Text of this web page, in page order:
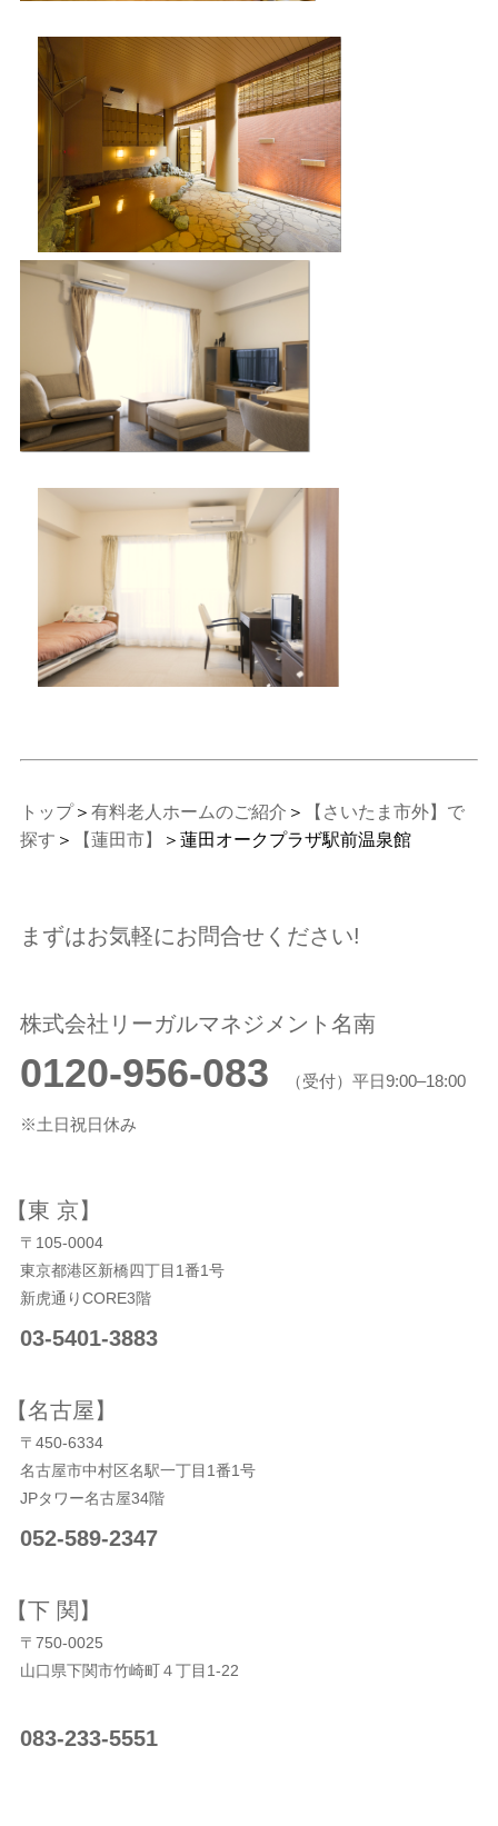
トップ＞ 有料老人ホームのご紹介 ＞
【さいたま市外】で
探す ＞ 【蓮田市】 ＞蓮田オークプラザ駅前温泉館
まずはお気軽にお問合せください!
株式会社リーガルマネジメント名南
0120-956-083 （受付）平日9:00–18:00
※土日祝日休み
【東 京】
〒105-0004
東京都港区新橋四丁目1番1号
新虎通りCORE3階
03-5401-3883
【名古屋】
〒450-6334
名古屋市中村区名駅一丁目1番1号
JPタワー名古屋34階
052-589-2347
【下 関】
〒750-0025
山口県下関市竹崎町４丁目1‐22
083-233-5551